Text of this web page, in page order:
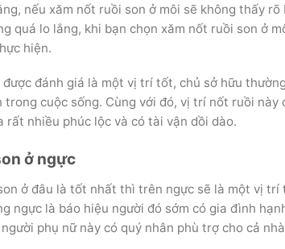
nếu xăm nốt ruồi son ở môi sẽ không thấy
quá lo lắng, khi bạn chọn xăm nốt ruồi son ở
hiện.
đánh giá là một vị trí tốt, chủ sở hữu
trong cuộc sống. Cùng với đó, vị trí nốt ruồi
rất nhiều phúc lộc và có tài vận dồi dào.
ở ngực
ở đâu là tốt nhất thì trên ngực sẽ là một vị
ngực là báo hiệu người đó sớm có gia đình
phụ nữ này có quý nhân phù trợ cho cả